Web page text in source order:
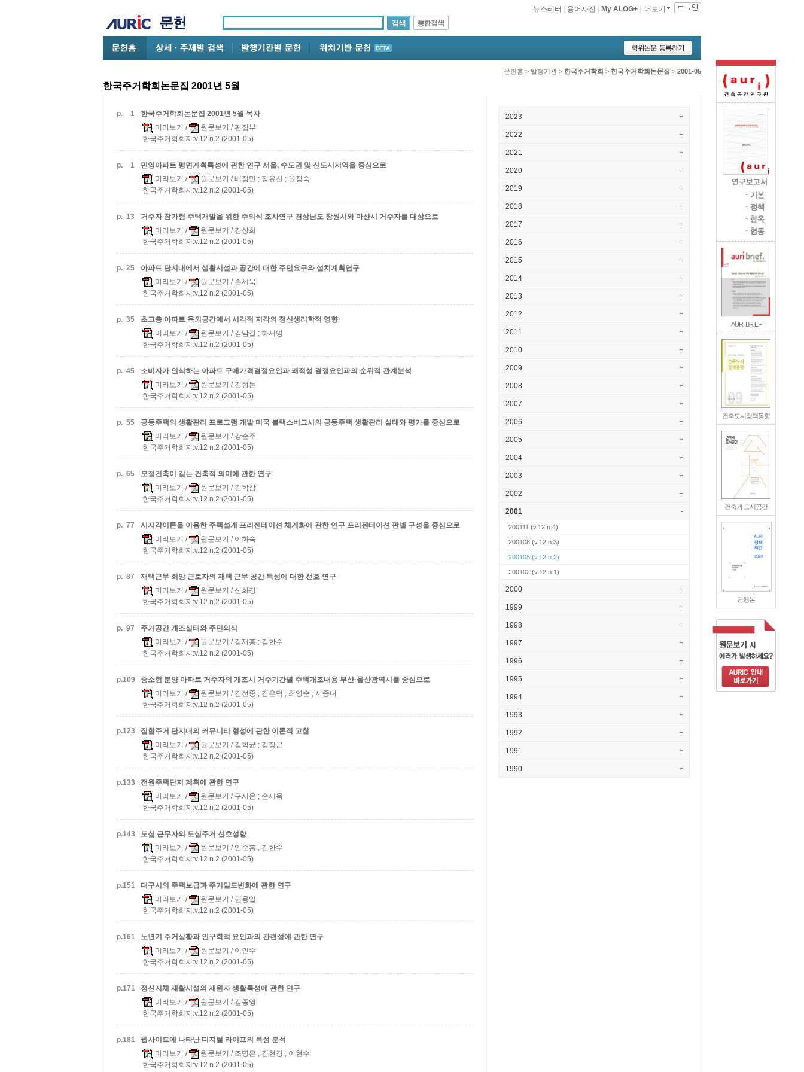
AURI BRIEF
건축도시정책동향
건축과 도시공간
단행본
더보기
My ALOG+
용어사전
뉴스레터
문헌홈 > 발행기관 > 한국주거학회 > 한국주거학회논문집 > 2001-05
한국주거학회논문집 2001년 5월
p. 1
한국주거학회논문집 2001년 5월 목차
미리보기 / 원문보기 / 편집부
한국주거학회지:v.12 n.2 (2001-05)
p. 1 민영아파트 평면계획특성에 관한 연구 서울, 수도권 및 신도시지역을 중심으로
미리보기 / 원문보기 / 배정민 ; 정유선 ; 윤정숙
한국주거학회지:v.12 n.2 (2001-05)
p. 13 거주자 참가형 주택개발을 위한 주의식 조사연구 경상남도 창원시와 마산시 거주자를 대상으로
미리보기 / 원문보기 / 김상희
한국주거학회지:v.12 n.2 (2001-05)
p. 25
아파트 단지내에서 생활시설과 공간에 대한 주민요구와 설치계획연구
미리보기 / 원문보기 / 손세욱
한국주거학회지:v.12 n.2 (2001-05)
p. 35
초고층 아파트 옥외공간에서 시각적 지각의 정신생리학적 영향
미리보기 / 원문보기 / 김남길 ; 하재명
한국주거학회지:v.12 n.2 (2001-05)
p. 45
소비자가 인식하는 아파트 구매가격결정요인과 쾌적성 결정요인과의 순위적 관계분석
미리보기 / 원문보기 / 김형돈
한국주거학회지:v.12 n.2 (2001-05)
p. 55 공동주택의 생활관리 프로그램 개발 미국 블랙스버그시의 공동주택 생활관리 실태와 평가를 중심으로
미리보기 / 원문보기 / 강순주
한국주거학회지:v.12 n.2 (2001-05)
p. 65
모정건축이 갖는 건축적 의미에 관한 연구
미리보기 / 원문보기 / 김학삼
한국주거학회지:v.12 n.2 (2001-05)
p. 77 시지각이론을 이용한 주택설계 프리젠테이션 체계화에 관한 연구 프리젠테이션 판넬 구성을 중심으로
미리보기 / 원문보기 / 이화숙
한국주거학회지:v.12 n.2 (2001-05)
p. 87
재택근무 희망 근로자의 재택 근무 공간 특성에 대한 선호 연구
미리보기 / 원문보기 / 신화경
한국주거학회지:v.12 n.2 (2001-05)
p. 97
주거공간 개조실태와 주민의식
미리보기 / 원문보기 / 김재홍 ; 김한수
한국주거학회지:v.12 n.2 (2001-05)
p.109 중소형 분양 아파트 거주자의 개조시 거주기간별 주택개조내용 부산·울산광역시를 중심으로
미리보기 / 원문보기 / 김선중 ; 김은덕 ; 최영순 ; 서종녀
한국주거학회지:v.12 n.2 (2001-05)
p.123
집합주거 단지내의 커뮤니티 형성에 관한 이론적 고찰
미리보기 / 원문보기 / 김학균 ; 김정곤
한국주거학회지:v.12 n.2 (2001-05)
p.133
전원주택단지 계획에 관한 연구
미리보기 / 원문보기 / 구시온 ; 손세욱
한국주거학회지:v.12 n.2 (2001-05)
p.143
도심 근무자의 도심주거 선호성향
미리보기 / 원문보기 / 임준홍 ; 김한수
한국주거학회지:v.12 n.2 (2001-05)
p.151
대구시의 주택보급과 주거밀도변화에 관한 연구
미리보기 / 원문보기 / 권용일
한국주거학회지:v.12 n.2 (2001-05)
p.161
노년기 주거상황과 인구학적 요인과의 관련성에 관한 연구
미리보기 / 원문보기 / 이인수
한국주거학회지:v.12 n.2 (2001-05)
p.171
정신지체 재활시설의 재원자 생활특성에 관한 연구
미리보기 / 원문보기 / 김종영
한국주거학회지:v.12 n.2 (2001-05)
p.181
웹사이트에 나타난 디지털 라이프의 특성 분석
미리보기 / 원문보기 / 조명은 ; 김현경 ; 이현수
한국주거학회지:v.12 n.2 (2001-05)
2023 +
2022 +
2021 +
2020 +
2019 +
2018 +
2017 +
2016 +
2015 +
2014 +
2013 +
2012 +
2011 +
2010 +
2009 +
2008 +
2007 +
2006 +
2005 +
2004 +
2003 +
2002 +
2001 -
200111 (v.12 n.4)
200108 (v.12 n.3)
200105 (v.12 n.2)
200102 (v.12 n.1)
2000 +
1999 +
1998 +
1997 +
1996 +
1995 +
1994 +
1993 +
1992 +
1991 +
1990 +